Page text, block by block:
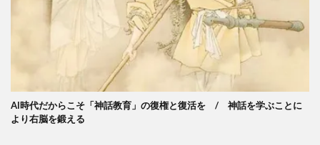
AI時代だからこそ「神話教育」の復権と復活を / 神話を学ぶことに
より右脳を鍛える